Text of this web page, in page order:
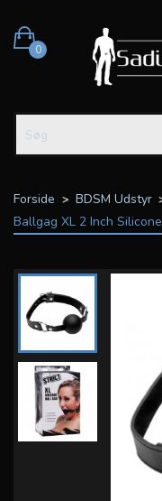
0
Forside BDSM Udstyr
Ballgag XL 2 Inch Silicone